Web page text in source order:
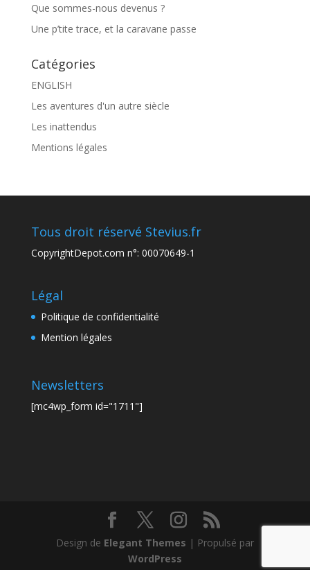
Que sommes-nous devenus ?
Une p’tite trace, et la caravane passe
Catégories
ENGLISH
Les aventures d'un autre siècle
Les inattendus
Mentions légales
Tous droit réservé Stevius.fr
CopyrightDepot.com n°: 00070649-1
Légal
Politique de confidentialité
Mention légales
Newsletters
[mc4wp_form id="1711"]
Design de Elegant Themes | Propulsé par
WordPress